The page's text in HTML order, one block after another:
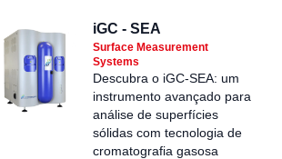
iGC - SEA
Surface Measurement
Systems
Descubra o iGC-SEA: um
instrumento avançado para
análise de superfícies
sólidas com tecnologia de
cromatografia gasosa